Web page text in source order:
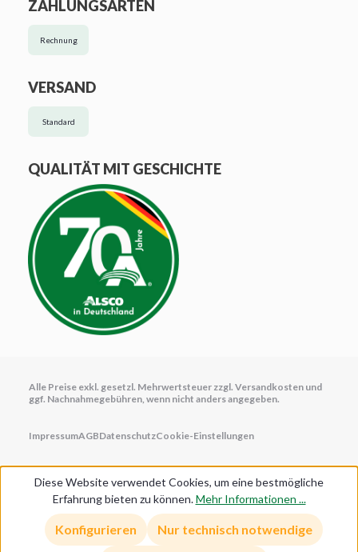
Anmelden/Registrieren
ZAHLUNGSARTEN
Rechnung
VERSAND
Standard
QUALITÄT MIT GESCHICHTE
ImpressumAGBDatenschutzCookie-Einstellungen
Alle Preise exkl. gesetzl. Mehrwertsteuer zzgl. Versandkosten und
ggf. Nachnahmegebühren, wenn nicht anders angegeben.
Diese Website verwendet Cookies, um eine bestmögliche
Erfahrung bieten zu können.Mehr Informationen ...
Nur technisch notwendige
Konfigurieren